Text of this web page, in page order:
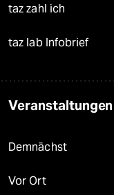
taz zahl ich
taz lab Infobrief
Veranstaltungen
Demnächst
Vor Ort